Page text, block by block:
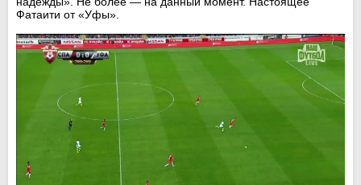
Фатаити от «Уфы».